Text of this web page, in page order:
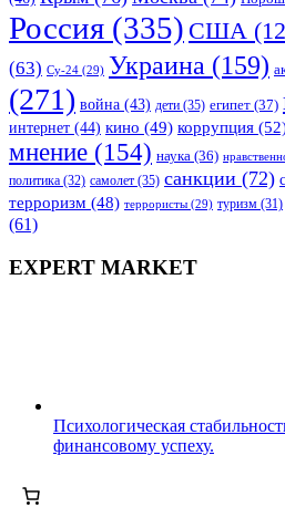
Россия (335) США
(63) Су-24 (29) Украина (159)
(271) война (43) дети (35) египет (37)
интернет (44) кино (49) коррупция
мнение (154) наука (36)
политика (32) самолет (35) санкции (72)
терроризм (48) террористы (29) туризм (31)
(61)
EXPERT MARKET
Психологическая
финансовому успеху.